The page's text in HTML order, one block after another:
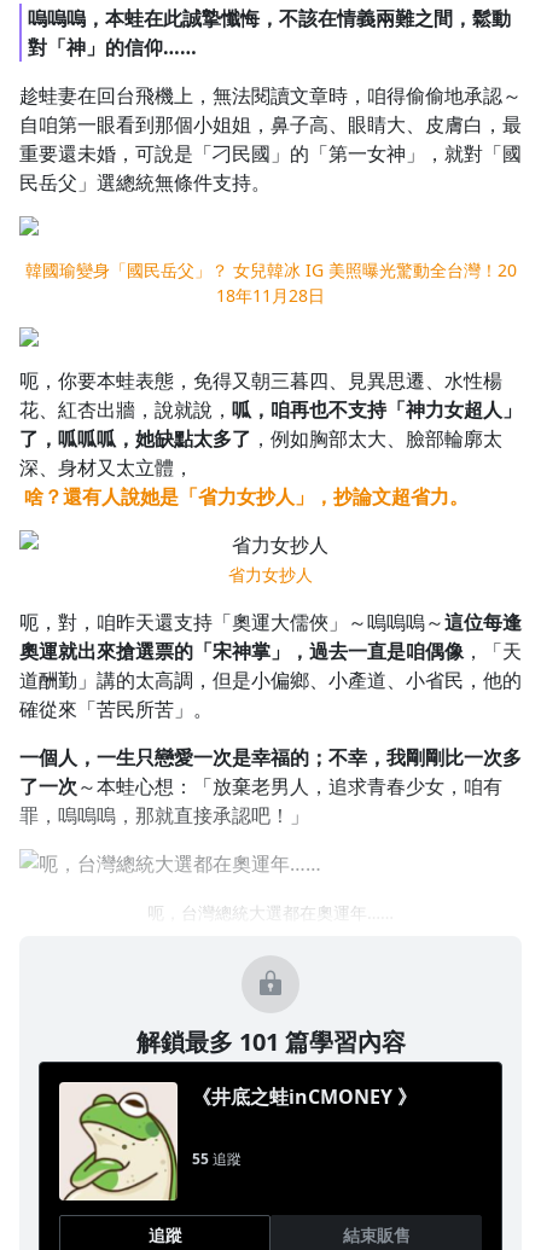
嗚嗚嗚，本蛙在此誠摯懺悔，不該在情義兩難之間，鬆動
對「神」的信仰……
趁蛙妻在回台飛機上，無法閱讀文章時，咱得偷偷地承認～
自咱第一眼看到那個小姐姐，鼻子高、眼睛大、皮膚白，最
重要還未婚，可說是「刁民國」的「第一女神」，就對「國
民岳父」選總統無條件支持。
韓國瑜變身「國民岳父」？ 女兒韓冰 IG 美照曝光驚動全台灣！20
18年11月28日
呃，你要本蛙表態，免得又朝三暮四、見異思遷、水性楊
花、紅杏出牆，說就說， 呱，咱再也不支持「神力女超人」
了，呱呱呱，她缺點太多了 ，例如胸部太大、臉部輪廓太
深、身材又太立體，
啥？還有人說她是「省力女抄人」，抄論文超省力。
省力女抄人
呃，對，咱昨天還支持「奧運大儒俠」～嗚嗚嗚～這位每逢
奧運就出來搶選票的「宋神掌」，過去一直是咱偶像，「天
道酬勤」講的太高調，但是小偏鄉、小產道、小省民，他的
確從來「苦民所苦」。
一個人，一生只戀愛一次是幸福的；不幸，我剛剛比一次多
了一次～本蛙心想：「放棄老男人，追求青春少女，咱有
罪，嗚嗚嗚，那就直接承認吧！」
呃，台灣總統大選都在奧運年……
解鎖最多 101 篇學習內容
《井底之蛙inCMONEY 》
55追蹤
追蹤 結束販售